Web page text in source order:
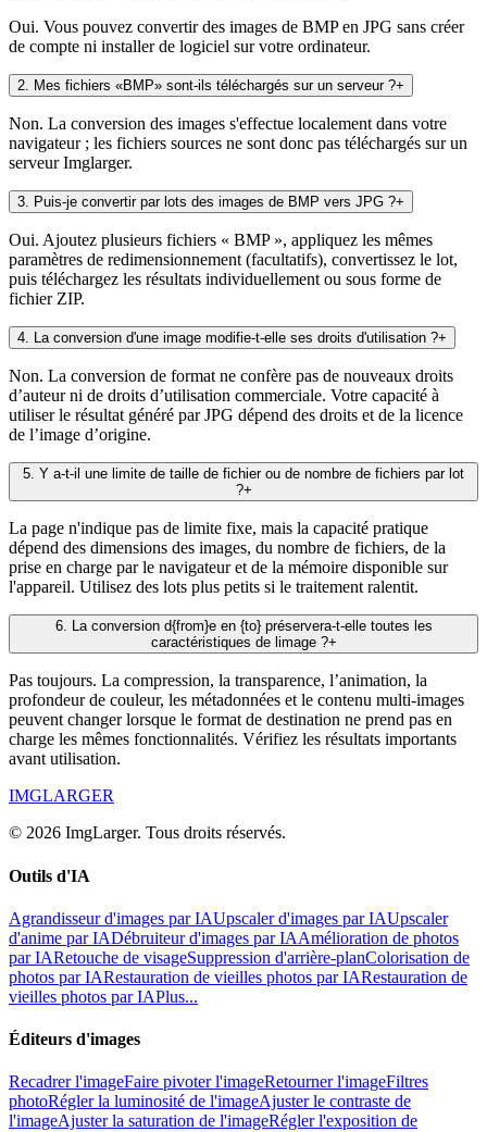
Oui. Vous pouvez convertir des images de BMP en JPG sans créer
de compte ni installer de logiciel sur votre ordinateur.
2. Mes fichiers «BMP» sont-ils téléchargés sur un serveur ?+
Non. La conversion des images s'effectue localement dans votre
navigateur ; les fichiers sources ne sont donc pas téléchargés sur un
serveur Imglarger.
3. Puis-je convertir par lots des images de BMP vers JPG ?+
Oui. Ajoutez plusieurs fichiers « BMP », appliquez les mêmes
paramètres de redimensionnement (facultatifs), convertissez le lot,
puis téléchargez les résultats individuellement ou sous forme de
fichier ZIP.
4. La conversion d'une image modifie-t-elle ses droits d'utilisation ?+
Non. La conversion de format ne confère pas de nouveaux droits
d’auteur ni de droits d’utilisation commerciale. Votre capacité à
utiliser le résultat généré par JPG dépend des droits et de la licence
de l’image d’origine.
5. Y a-t-il une limite de taille de fichier ou de nombre de fichiers par lot
?+
La page n'indique pas de limite fixe, mais la capacité pratique
dépend des dimensions des images, du nombre de fichiers, de la
prise en charge par le navigateur et de la mémoire disponible sur
l'appareil. Utilisez des lots plus petits si le traitement ralentit.
6. La conversion d{from}e en {to} préservera-t-elle toutes les
caractéristiques de limage ?+
Pas toujours. La compression, la transparence, l’animation, la
profondeur de couleur, les métadonnées et le contenu multi-images
peuvent changer lorsque le format de destination ne prend pas en
charge les mêmes fonctionnalités. Vérifiez les résultats importants
avant utilisation.
IMGLARGER
© 2026 ImgLarger. Tous droits réservés.
Outils d'IA
Agrandisseur d'images par IAUpscaler d'images par IAUpscaler
d'anime par IADébruiteur d'images par IAAmélioration de photos
par IARetouche de visageSuppression d'arrière-planColorisation de
photos par IARestauration de vieilles photos par IARestauration de
vieilles photos par IAPlus...
Éditeurs d'images
Recadrer l'imageFaire pivoter l'imageRetourner l'imageFiltres
photoRégler la luminosité de l'imageAjuster le contraste de
l'imageAjuster la saturation de l'imageRégler l'exposition de